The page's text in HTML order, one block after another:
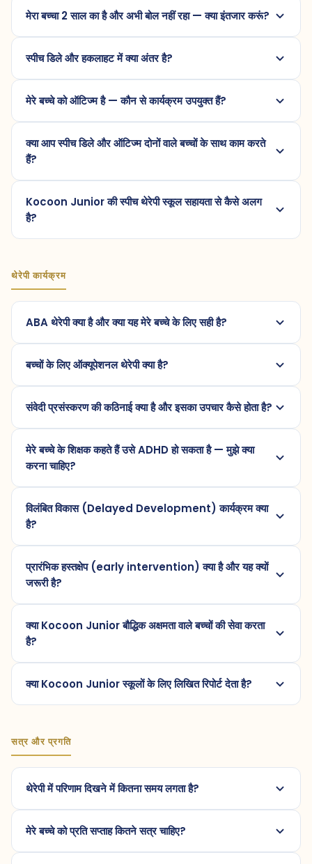
मेरा बच्चा 2 साल का है और अभी बोल नहीं रहा — क्या इंतजार करूं?
स्पीच डिले और हकलाहट में क्या अंतर है?
मेरे बच्चे को ऑटिज्म है — कौन से कार्यक्रम उपयुक्त हैं?
क्या आप स्पीच डिले और ऑटिज्म दोनों वाले बच्चों के साथ काम करते
हैं?
Kocoon Junior की स्पीच थेरेपी स्कूल सहायता से कैसे अलग
है?
थेरेपी कार्यक्रम
ABA थेरेपी क्या है और क्या यह मेरे बच्चे के लिए सही है?
बच्चों के लिए ऑक्यूपेशनल थेरेपी क्या है?
संवेदी प्रसंस्करण की कठिनाई क्या है और इसका उपचार कैसे होता है?
मेरे बच्चे के शिक्षक कहते हैं उसे ADHD हो सकता है — मुझे क्या
करना चाहिए?
विलंबित विकास (Delayed Development) कार्यक्रम क्या
है?
प्रारंभिक हस्तक्षेप (early intervention) क्या है और यह क्यों
जरूरी है?
क्या Kocoon Junior बौद्धिक अक्षमता वाले बच्चों की सेवा करता
है?
क्या Kocoon Junior स्कूलों के लिए लिखित रिपोर्ट देता है?
सत्र और प्रगति
थेरेपी में परिणाम दिखने में कितना समय लगता है?
मेरे बच्चे को प्रति सप्ताह कितने सत्र चाहिए?